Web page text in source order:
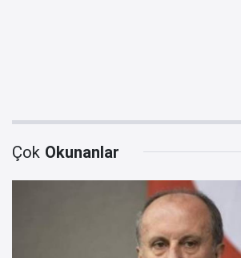
Çok Okunanlar